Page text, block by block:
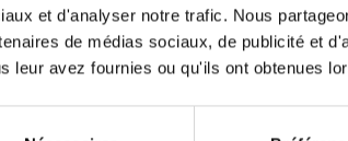
et d'analyser notre trafic. Nous
de médias sociaux, de publicité et
leur avez fournies ou qu'ils ont obtenues